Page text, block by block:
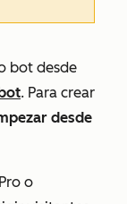
bot desde
. Para crear
desde
Pro o